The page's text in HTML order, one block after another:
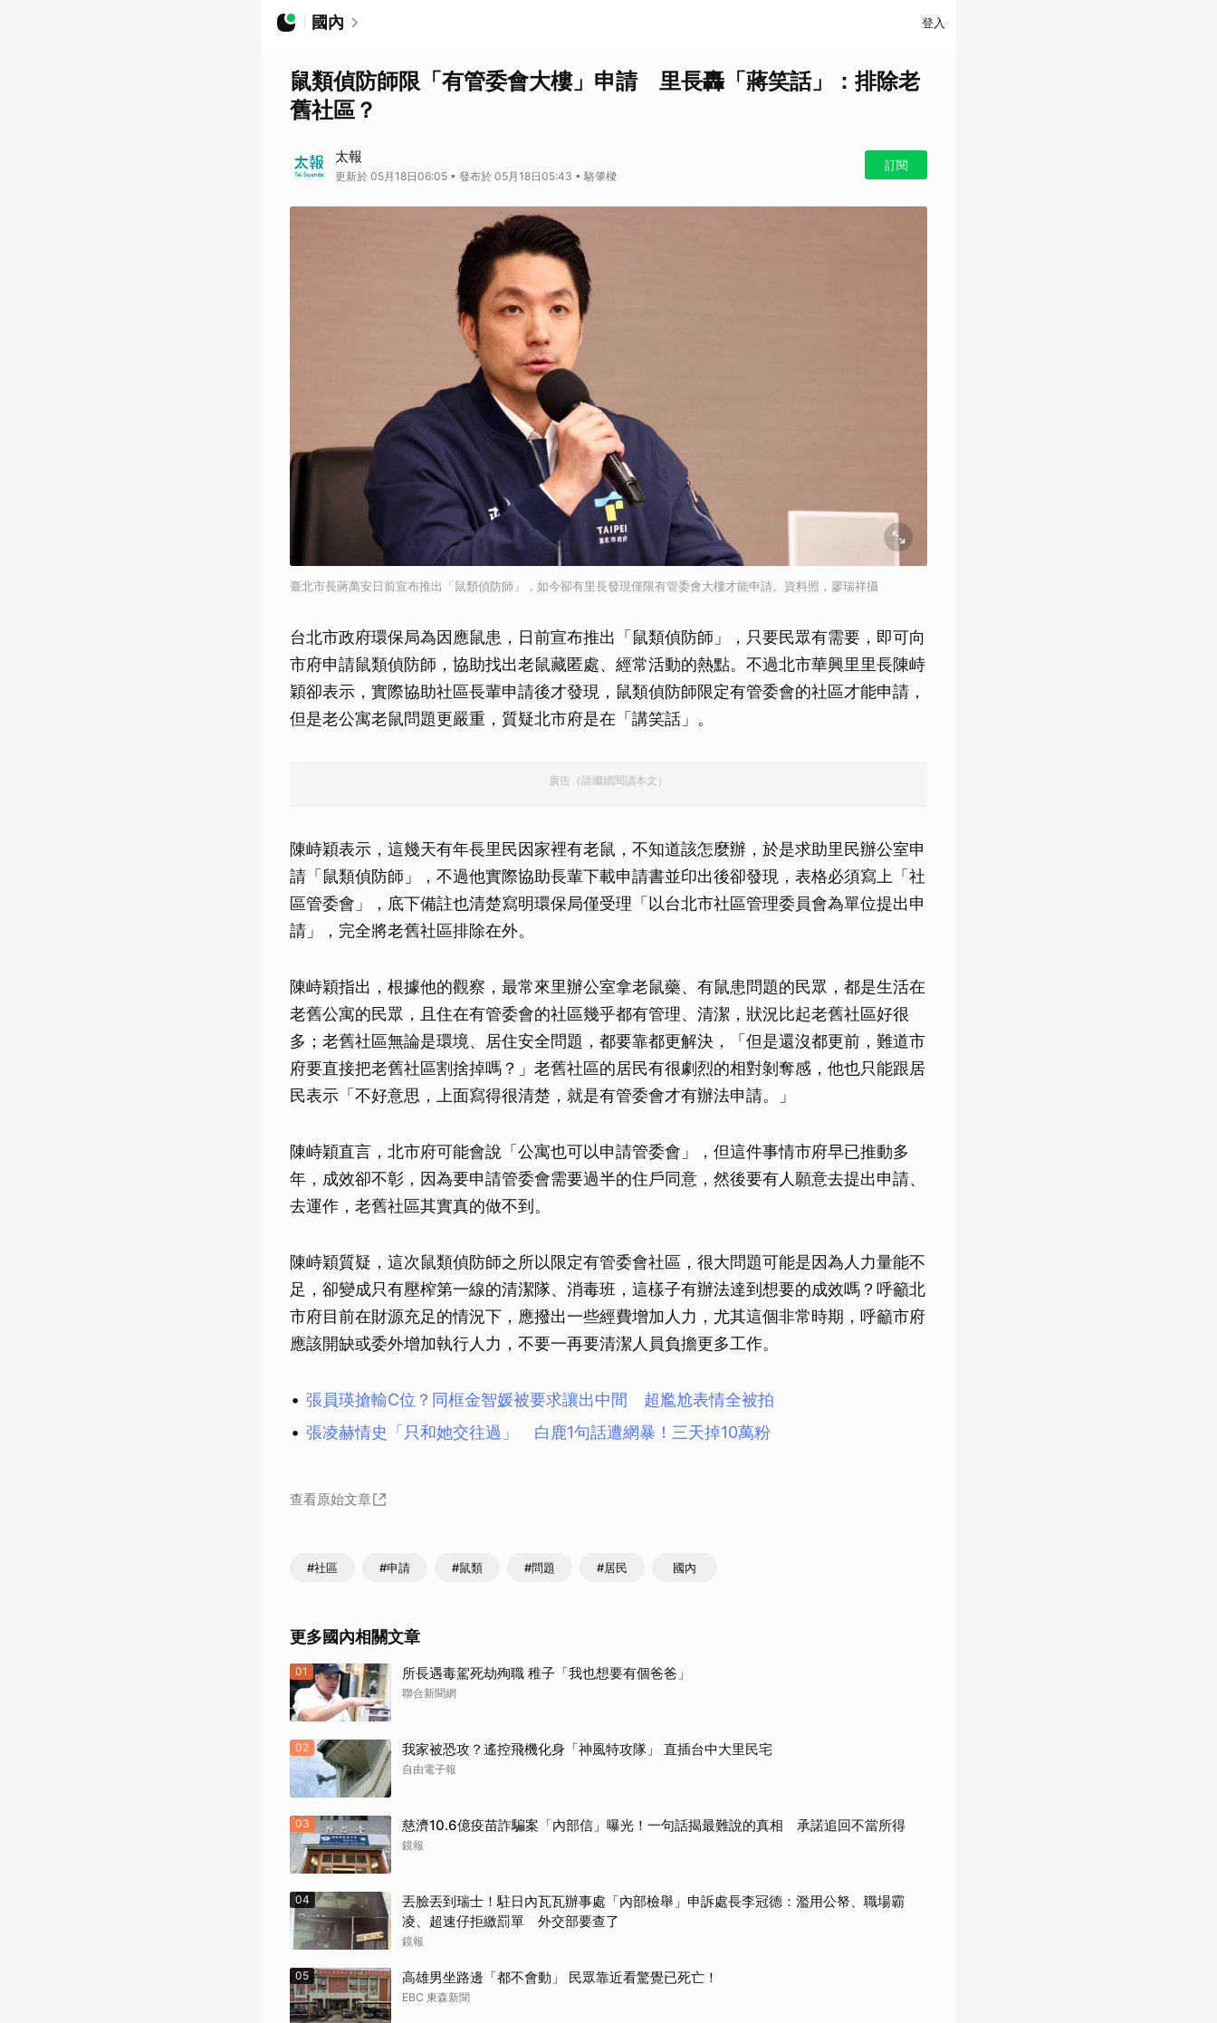
國內 登入
鼠類偵防師限「有管委會大樓」申請 里長轟「蔣笑話」：排除老
舊社區？
太報
更新於 05月18日06:05 • 發布於 05月18日05:43 • 駱肇樑
訂閱
臺北市長蔣萬安日前宣布推出「鼠類偵防師」，如今卻有里長發現僅限有管委會大樓才能申請。資料照，廖瑞祥攝
台北市政府環保局為因應鼠患，日前宣布推出「鼠類偵防師」，只要民眾有需要，即可向
市府申請鼠類偵防師，協助找出老鼠藏匿處、經常活動的熱點。不過北市華興里里長陳峙
穎卻表示，實際協助社區長輩申請後才發現，鼠類偵防師限定有管委會的社區才能申請，
但是老公寓老鼠問題更嚴重，質疑北市府是在「講笑話」。
廣告（請繼續閱讀本文）
陳峙穎表示，這幾天有年長里民因家裡有老鼠，不知道該怎麼辦，於是求助里民辦公室申
請「鼠類偵防師」，不過他實際協助長輩下載申請書並印出後卻發現，表格必須寫上「社
區管委會」，底下備註也清楚寫明環保局僅受理「以台北市社區管理委員會為單位提出申
請」，完全將老舊社區排除在外。
陳峙穎指出，根據他的觀察，最常來里辦公室拿老鼠藥、有鼠患問題的民眾，都是生活在
老舊公寓的民眾，且住在有管委會的社區幾乎都有管理、清潔，狀況比起老舊社區好很
多；老舊社區無論是環境、居住安全問題，都要靠都更解決，「但是還沒都更前，難道市
府要直接把老舊社區割捨掉嗎？」老舊社區的居民有很劇烈的相對剝奪感，他也只能跟居
民表示「不好意思，上面寫得很清楚，就是有管委會才有辦法申請。」
陳峙穎直言，北市府可能會說「公寓也可以申請管委會」，但這件事情市府早已推動多
年，成效卻不彰，因為要申請管委會需要過半的住戶同意，然後要有人願意去提出申請、
去運作，老舊社區其實真的做不到。
陳峙穎質疑，這次鼠類偵防師之所以限定有管委會社區，很大問題可能是因為人力量能不
足，卻變成只有壓榨第一線的清潔隊、消毒班，這樣子有辦法達到想要的成效嗎？呼籲北
市府目前在財源充足的情況下，應撥出一些經費增加人力，尤其這個非常時期，呼籲市府
應該開缺或委外增加執行人力，不要一再要清潔人員負擔更多工作。
張員瑛搶輸C位？同框金智媛被要求讓出中間 超尷尬表情全被拍
張凌赫情史「只和她交往過」 白鹿1句話遭網暴！三天掉10萬粉
查看原始文章
#社區 #申請 #鼠類 #問題 #居民 國內
更多國內相關文章
01 所長遇毒駕死劫殉職 稚子「我也想要有個爸爸」
聯合新聞網
02 我家被恐攻？遙控飛機化身「神風特攻隊」 直插台中大里民宅
自由電子報
03 慈濟10.6億疫苗詐騙案「內部信」曝光！一句話揭最難說的真相 承諾追回不當所得
鏡報
04
丟臉丟到瑞士！駐日內瓦瓦辦事處「內部檢舉」申訴處長李冠德：濫用公帑、職場霸
凌、超速仔拒繳罰單 外交部要查了
鏡報
05 高雄男坐路邊「都不會動」 民眾靠近看驚覺已死亡！
EBC 東森新聞